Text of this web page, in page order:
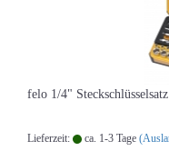
felo 1/4"
Lieferzeit: ca. 1-3 Tage